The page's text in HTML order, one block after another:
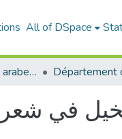
All of DSpace
Faculté de littérature arabe et des arts
في